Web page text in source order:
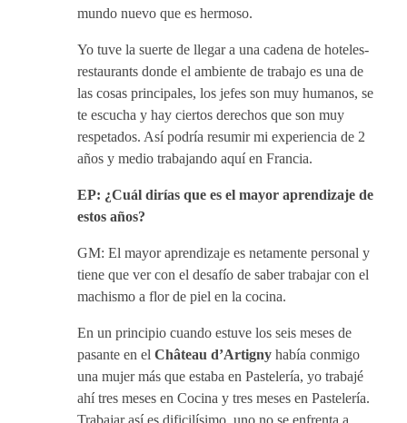
mundo nuevo que es hermoso.
Yo tuve la suerte de llegar a una cadena de hoteles-
restaurants donde el ambiente de trabajo es una de
las cosas principales, los jefes son muy humanos, se
te escucha y hay ciertos derechos que son muy
respetados. Así podría resumir mi experiencia de 2
años y medio trabajando aquí en Francia.
EP: ¿Cuál dirías que es el mayor aprendizaje de
estos años?
GM: El mayor aprendizaje es netamente personal y
tiene que ver con el desafío de saber trabajar con el
machismo a flor de piel en la cocina.
En un principio cuando estuve los seis meses de
pasante en el Château d’Artigny había conmigo
una mujer más que estaba en Pastelería, yo trabajé
ahí tres meses en Cocina y tres meses en Pastelería.
Trabajar así es dificilísimo, uno no se enfrenta a